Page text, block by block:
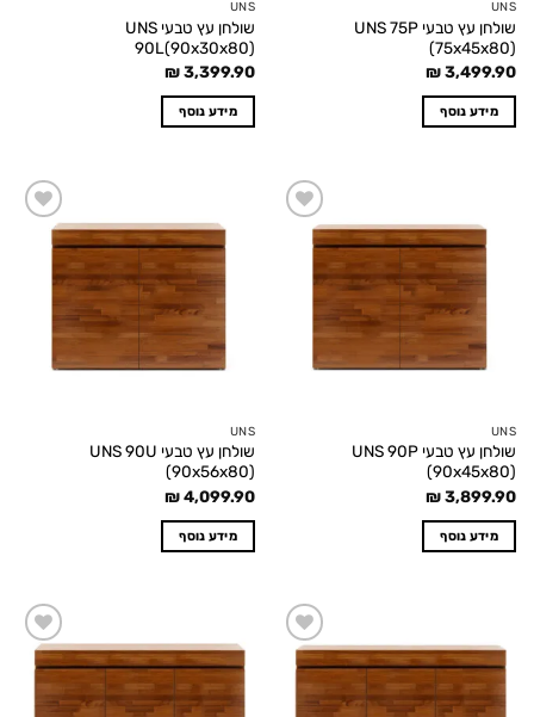
UNS
שולחן עץ טבעי UNS 75P
(75x45x80)
₪3,499.90
מידע נוסף
UNS
שולחן עץ טבעי UNS
90L(90x30x80)
₪3,399.90
מידע נוסף
Add to
wishlist
UNS
שולחן עץ טבעי UNS 90P
(90x45x80)
₪3,899.90
מידע נוסף
Add to
wishlist
UNS
שולחן עץ טבעי UNS 90U
(90x56x80)
₪4,099.90
מידע נוסף
Add to
wishlist
Add to
wishlist